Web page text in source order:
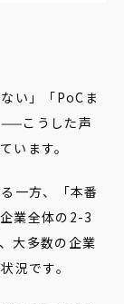
い」「PoCま
こうした声
います。
一方、「本番
業全体の2-3
大多数の企業
況です。